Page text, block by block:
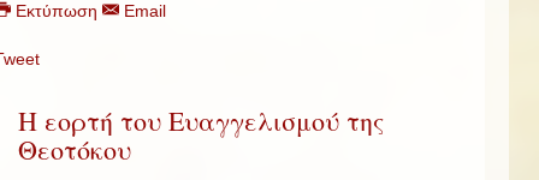
Εκτύπωση Email
Η εορτή του Ευαγγελισμού της
Θεοτόκου